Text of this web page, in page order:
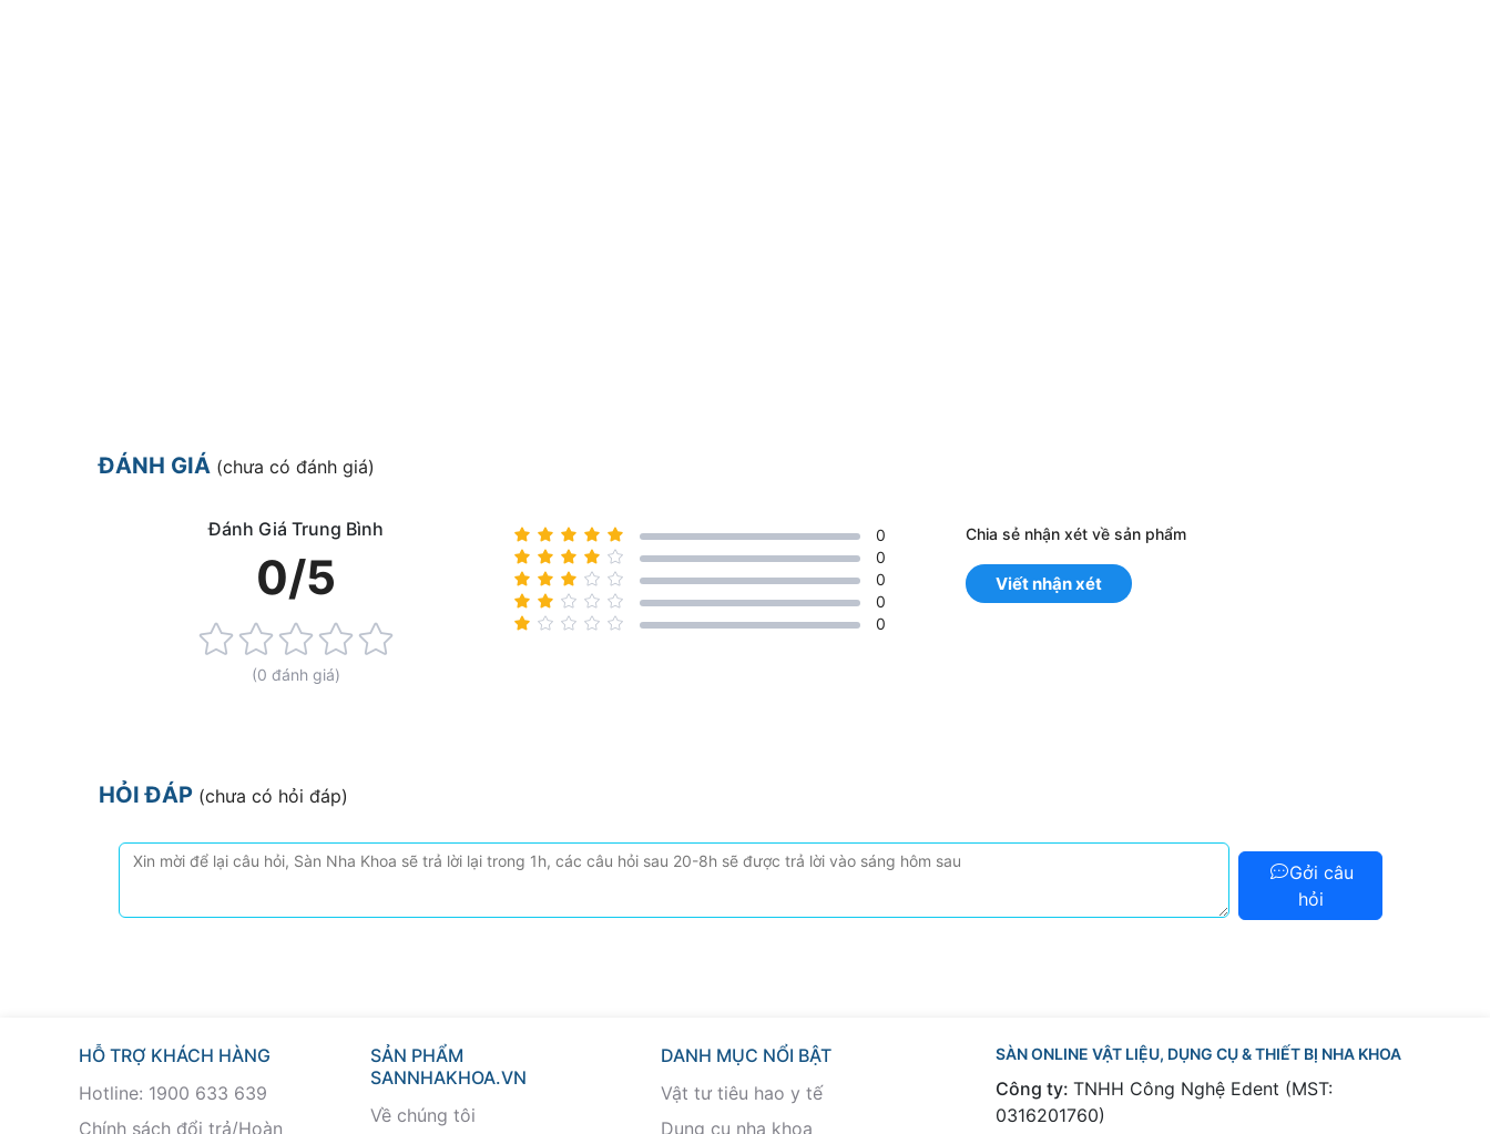
ĐÁNH GIÁ (chưa có đánh giá)
Đánh Giá Trung Bình
0/5
(0 đánh giá)
0
0
0
0
0
Chia sẻ nhận xét về sản phẩm
Viết nhận xét
HỎI ĐÁP (chưa có hỏi đáp)
Gởi câu
hỏi
HỖ TRỢ KHÁCH HÀNG
Hotline: 1900 633 639
Chính sách đổi trả/Hoàn
SẢN PHẨM
SANNHAKHOA.VN
Về chúng tôi
DANH MỤC NỔI BẬT
Vật tư tiêu hao y tế
Dụng cụ nha khoa
SÀN ONLINE VẬT LIỆU, DỤNG CỤ & THIẾT BỊ NHA KHOA
Công ty: TNHH Công Nghệ Edent (MST:
0316201760)